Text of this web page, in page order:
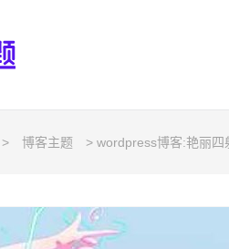
> 博客主题 > wordpress博客:艳丽